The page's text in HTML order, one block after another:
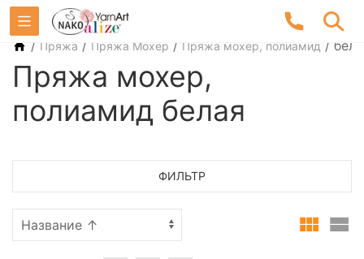
/ Пряжа / Пряжа Мохер / Пряжа мохер, полиамид /
Пряжа мохер,
полиамид белая
ФИЛЬТР